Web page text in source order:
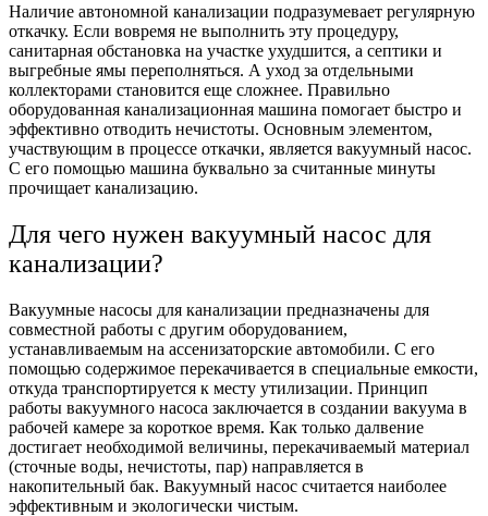
Наличие автономной канализации подразумевает регулярную
откачку. Если вовремя не выполнить эту процедуру,
санитарная обстановка на участке ухудшится, а септики и
выгребные ямы переполняться. А уход за отдельными
коллекторами становится еще сложнее. Правильно
оборудованная канализационная машина помогает быстро и
эффективно отводить нечистоты. Основным элементом,
участвующим в процессе откачки, является вакуумный насос.
С его помощью машина буквально за считанные минуты
прочищает канализацию.
Для чего нужен вакуумный насос для
канализации?
Вакуумные насосы для канализации предназначены для
совместной работы с другим оборудованием,
устанавливаемым на ассенизаторские автомобили. С его
помощью содержимое перекачивается в специальные емкости,
откуда транспортируется к месту утилизации. Принцип
работы вакуумного насоса заключается в создании вакуума в
рабочей камере за короткое время. Как только далвение
достигает необходимой величины, перекачиваемый материал
(сточные воды, нечистоты, пар) направляется в
накопительный бак. Вакуумный насос считается наиболее
эффективным и экологически чистым.